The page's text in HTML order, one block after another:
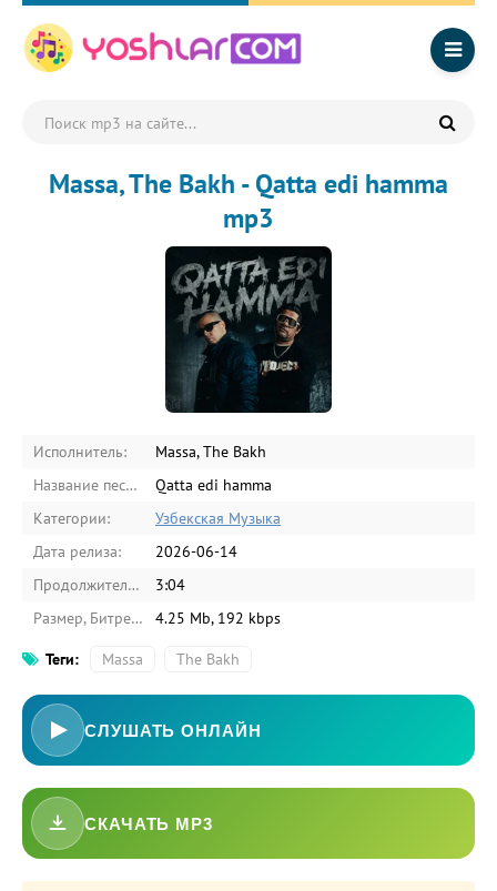
Massa, The Bakh - Qatta edi hamma
mp3
Исполнитель:
Massa, The Bakh
Название песни:
Qatta edi hamma
Категории:
Узбекская Музыка
Дата релиза:
2026-06-14
Продолжительность:
3:04
Размер, Битрейт:
4.25 Mb, 192 kbps
Теги: Massa The Bakh
СЛУШАТЬ ОНЛАЙН
СКАЧАТЬ MP3